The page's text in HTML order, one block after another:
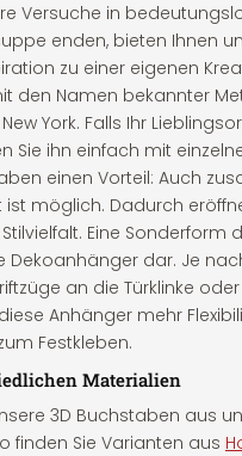
Versuche in
enden, bieten Ihnen
zu einer eigenen
den Namen bekannter
York. Falls Ihr
Sie ihn einfach mit
einen Vorteil: Auch
ist möglich. Dadurch
Eine Sonderform
Dekoanhänger dar. Je
an die Türklinke
Anhänger mehr
Festkleben.
Materialien
3D Buchstaben aus
finden Sie Varianten aus